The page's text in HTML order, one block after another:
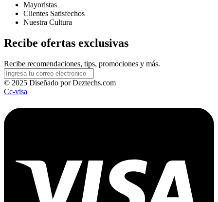
Mayoristas
Clientes Satisfechos
Nuestra Cultura
Recibe ofertas exclusivas
Recibe recomendaciones, tips, promociones y más.
© 2025 Diseñado por Deztechs.com
Cc-visa